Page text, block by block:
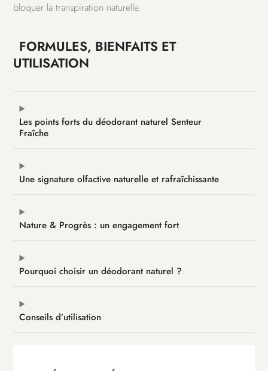
bloquer la transpiration naturelle.
FORMULES, BIENFAITS ET
UTILISATION
Les points forts du déodorant naturel Senteur
Fraîche
Une signature olfactive naturelle et rafraîchissante
Nature & Progrès : un engagement fort
Pourquoi choisir un déodorant naturel ?
Conseils d’utilisation